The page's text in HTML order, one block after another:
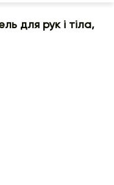
для рук і тіла,